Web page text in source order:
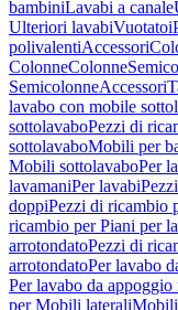
bambiniLavabi a canale
Ulteriori lavabiVuotatoi
polivalentiAccessori
ColonneColonne
SemicolonneAccessori
lavabo con mobile
sottolavaboPezzi di
sottolavaboMobili per
Mobili sottolavaboPer
lavamaniPer lavabi
doppiPezzi di ricambio
ricambio per Piani per
arrotondatoPezzi di
arrotondatoPer lavabo
Per lavabo da appoggio
per Mobili lateraliMobili